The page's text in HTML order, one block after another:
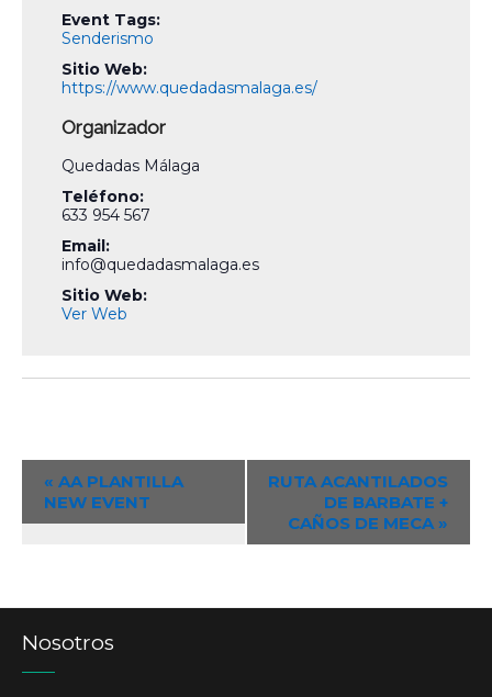
Event Tags:
Senderismo
Sitio Web:
https://www.quedadasmalaga.es/
Organizador
Quedadas Málaga
Teléfono:
633 954 567
Email:
info@quedadasmalaga.es
Sitio Web:
Ver Web
Event
Navigation
« AA PLANTILLA
NEW EVENT
RUTA ACANTILADOS
DE BARBATE +
CAÑOS DE MECA»
Nosotros